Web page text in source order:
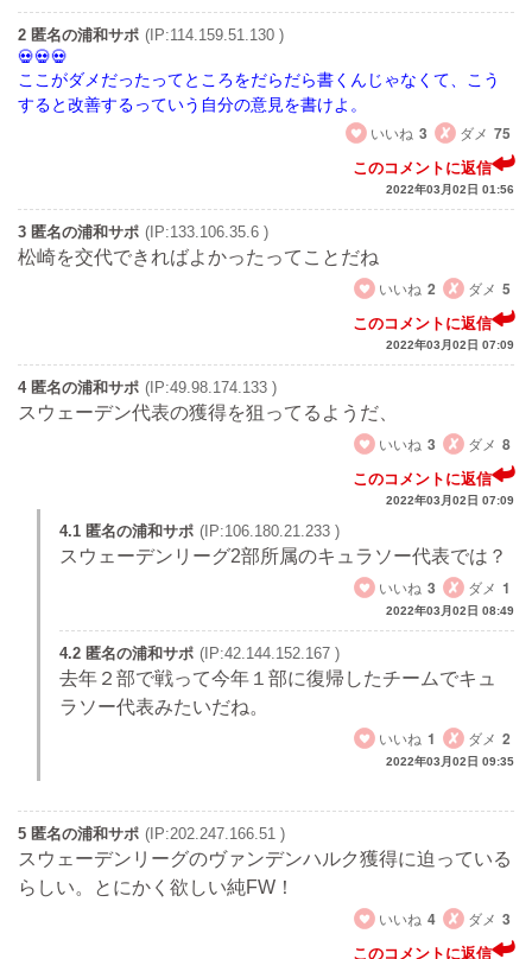
2 匿名の浦和サポ (IP:114.159.51.130 )
ここがダメだったってところをだらだら書くんじゃなくて、こう
すると改善するっていう自分の意見を書けよ。
いいね 3 ダメ 75
このコメントに返信
2022年03月02日 01:56
3 匿名の浦和サポ (IP:133.106.35.6 )
松崎を交代できればよかったってことだね
いいね 2 ダメ 5
このコメントに返信
2022年03月02日 07:09
4 匿名の浦和サポ (IP:49.98.174.133 )
スウェーデン代表の獲得を狙ってるようだ、
いいね 3 ダメ 8
このコメントに返信
2022年03月02日 07:09
4.1 匿名の浦和サポ (IP:106.180.21.233 )
スウェーデンリーグ2部所属のキュラソー代表では？
いいね 3 ダメ 1
2022年03月02日 08:49
4.2 匿名の浦和サポ (IP:42.144.152.167 )
去年２部で戦って今年１部に復帰したチームでキュ
ラソー代表みたいだね。
いいね 1 ダメ 2
2022年03月02日 09:35
5 匿名の浦和サポ (IP:202.247.166.51 )
スウェーデンリーグのヴァンデンハルク獲得に迫っている
らしい。とにかく欲しい純FW！
いいね 4 ダメ 3
このコメントに返信